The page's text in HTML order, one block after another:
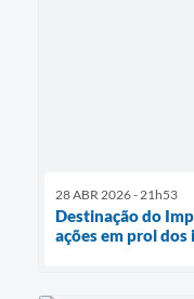
28 ABR 2026 - 21h53
Destinação do
ações em prol dos